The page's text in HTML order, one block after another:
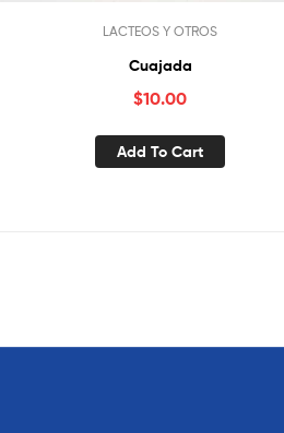
LACTEOS Y OTROS
Cuajada
$10.00
Add To Cart